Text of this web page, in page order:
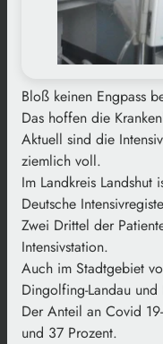
Bloß keinen Engpass
Das hoffen die
Aktuell sind die
ziemlich voll.
Im Landkreis
Deutsche
Zwei Drittel der
Intensivstation.
Auch im Stadtgebiet
Dingolfing-Landau
Der Anteil an Covid
und 37 Prozent.